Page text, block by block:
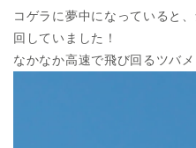
コゲラに夢中になっていると
回していました！
なかなか高速で飛び回るツバ